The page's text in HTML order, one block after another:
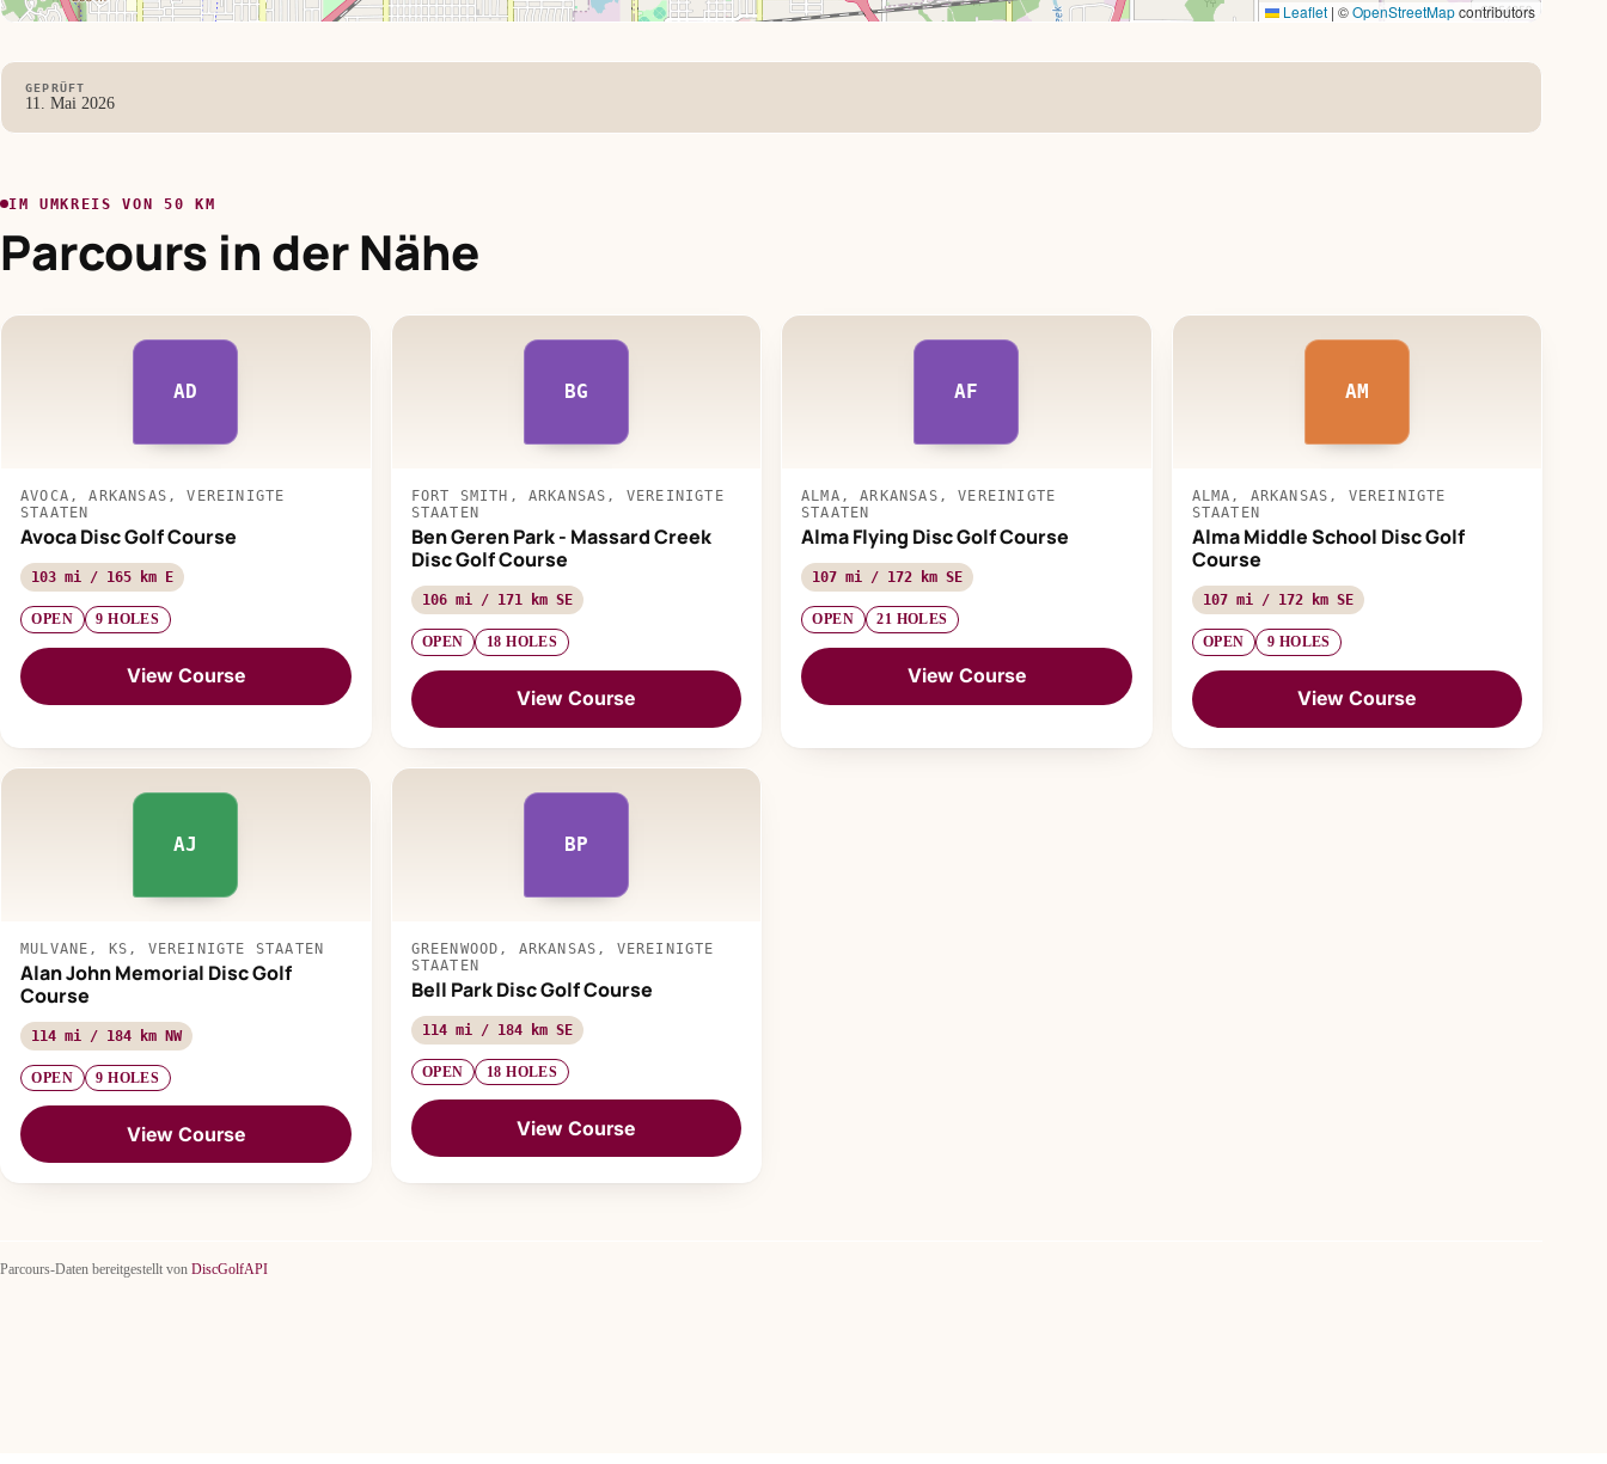
Leaflet | ©OpenStreetMapcontributors
GEPRÜFT
11. Mai 2026
IM UMKREIS VON 50 KM
Parcours in der Nähe
AD
AVOCA, ARKANSAS, VEREINIGTE
STAATEN
Avoca Disc Golf Course
103 mi / 165 km E
OPEN 9 HOLES
View Course
BG
FORT SMITH, ARKANSAS, VEREINIGTE
STAATEN
Ben Geren Park - Massard Creek
Disc Golf Course
106 mi / 171 km SE
OPEN 18 HOLES
View Course
AF
ALMA, ARKANSAS, VEREINIGTE
STAATEN
Alma Flying Disc Golf Course
107 mi / 172 km SE
OPEN 21 HOLES
View Course
AM
ALMA, ARKANSAS, VEREINIGTE
STAATEN
Alma Middle School Disc Golf
Course
107 mi / 172 km SE
OPEN 9 HOLES
View Course
AJ
MULVANE, KS, VEREINIGTE STAATEN
Alan John Memorial Disc Golf
Course
114 mi / 184 km NW
OPEN 9 HOLES
View Course
BP
GREENWOOD, ARKANSAS, VEREINIGTE
STAATEN
Bell Park Disc Golf Course
114 mi / 184 km SE
OPEN 18 HOLES
View Course
Parcours-Daten bereitgestellt von DiscGolfAPI